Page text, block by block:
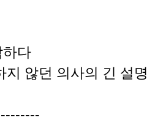
다
지 않던 의사의 긴 설